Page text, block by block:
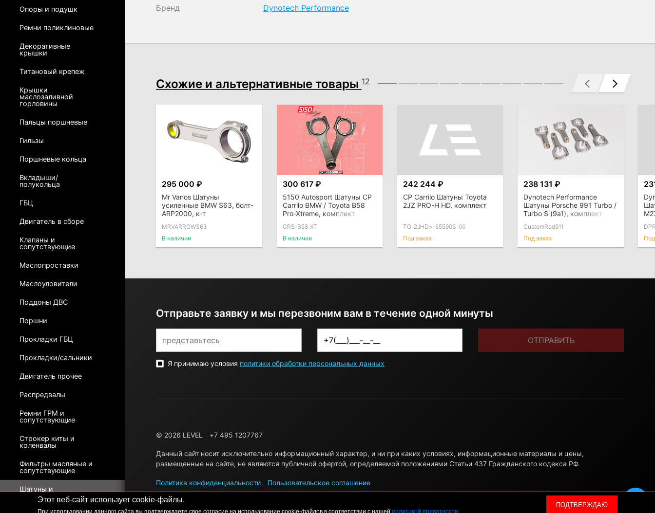
Этот веб-сайт использует cookie-файлы.
При использовании данного сайта вы подтверждаете свое согласие на использование cookie-файлов в соответствии с нашей политикой приватности
ПОДТВЕРЖДАЮ
Бренд
Dynotech Performance
Схожие и альтернативные товары 12
295 000 ₽
Mr Vanos Шатуны
усиленные BMW S63, болт-
ARP2000, к-т
MRVARROWS63
В наличии
300 617 ₽
5150 Autosport Шатуны CP
Carrilo BMW / Toyota B58
Pro-Xtreme, комплект
CRS-B58-XT
В наличии
242 244 ₽
CP Carrilo Шатуны Toyota
2JZ PRO-H HD, комплект
TO-2JHD>-65590S-06
Под заказ
238 131 ₽
Dynotech Performance
Шатуны Porsche 991 Turbo /
Turbo S (9a1), комплект
CustomRod911
Под заказ
Отправьте заявку и мы перезвоним вам в течение одной минуты
ОТПРАВИТЬ
Я принимаю условия политики обработки персональных данных
© 2026 LEVEL +7 495 1207767
Данный сайт носит исключительно информационный характер, и ни при каких условиях, информационные материалы и цены,
размещенные на сайте, не являются публичной офертой, определяемой положениями Статьи 437 Гражданского кодекса РФ.
Политика конфиденциальности Пользовательское соглашение
Опоры и подушк
Ремни поликлиновые
Декоративные
крышки
Титановый крепеж
Крышки
маслозаливной
горловины
Пальцы поршневые
Гильзы
Поршневые кольца
Вкладыши/
полукольца
ГБЦ
Двигатель в сборе
Клапаны и
сопутствующие
Маслопроставки
Маслоуловители
Поддоны ДВС
Поршни
Прокладки ГБЦ
Прокладки/сальники
Двигатель прочее
Распредвалы
Ремни ГРМ и
сопутствующие
Строкер киты и
коленвалы
Фильтры масляные и
сопутствующие
Шатуны и
сопутствующие